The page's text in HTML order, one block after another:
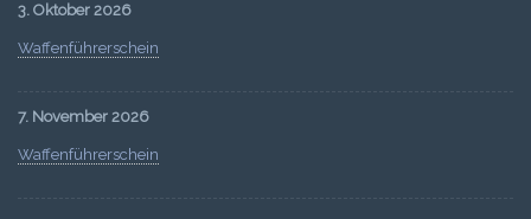
3. Oktober 2026
Waffenführerschein
7. November 2026
Waffenführerschein